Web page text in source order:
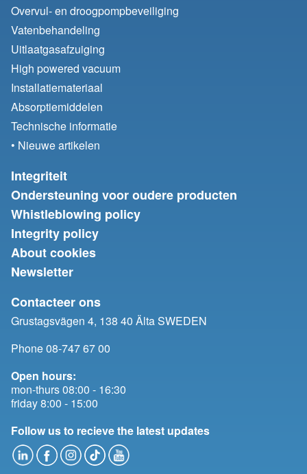
Overvul- en droogpompbeveiliging
Vatenbehandeling
Uitlaatgasafzuiging
High powered vacuum
Installatiemateriaal
Absorptiemiddelen
Technische informatie
• Nieuwe artikelen
Integriteit
Ondersteuning voor oudere producten
Whistleblowing policy
Integrity policy
About cookies
Newsletter
Contacteer ons
Grustagsvägen 4, 138 40 Älta SWEDEN
Phone 08-747 67 00
Open hours:
mon-thurs 08:00 - 16:30
friday 8:00 - 15:00
Follow us to recieve the latest updates